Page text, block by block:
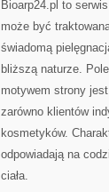
Bioarp24.pl to
może być
świadomą
bliższą naturze.
motywem strony
zarówno klientów
kosmetyków.
odpowiadają na
ciała.